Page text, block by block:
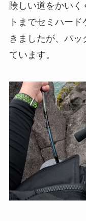
険しい道をかい
トまでセミハー
きましたが、パ
ています。